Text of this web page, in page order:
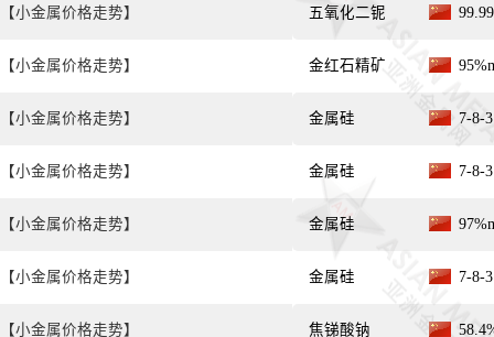
【小金属价格走势】
【小金属价格走势】
【小金属价格走势】
【小金属价格走势】
【小金属价格走势】
【小金属价格走势】
【小金属价格走势】
五氧化二铌
金红石精矿
金属硅 7-8-
金属硅 7-8-
金属硅
金属硅 7-8-
焦锑酸钠